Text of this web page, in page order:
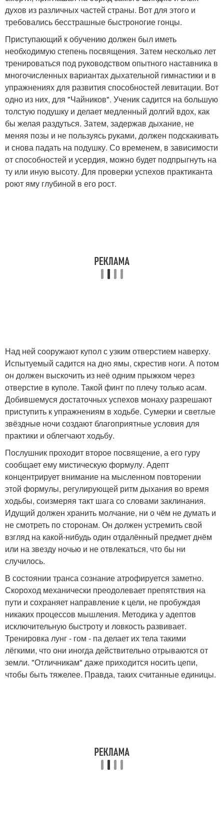
духов из различных частей страны. Вот для этого и
требовались бесстрашные быстроногие гонцы.
Приступающий к обучению должен был иметь
необходимую степень посвящения. Затем несколько лет
тренироваться под руководством опытного наставника в
многочисленных вариантах дыхательной гимнастики и в
упражнениях для развития способностей левитации. Вот
одно из них, для "Чайников". Ученик садится на большую
толстую подушку и делает медленный долгий вдох, как
бы желая раздуться. Затем, задержав дыхание, не
меняя позы и не пользуясь руками, должен подскакивать
и снова падать на подушку. Со временем, в зависимости
от способностей и усердия, можно будет подпрыгнуть на
ту или иную высоту. Для проверки успехов практиканта
роют яму глубиной в его рост.
Над ней сооружают купол с узким отверстием наверху.
Испытуемый садится на дно ямы, скрестив ноги. А потом
он должен выскочить из неё одним прыжком через
отверстие в куполе. Такой финт по плечу только асам.
Добившемуся достаточных успехов монаху разрешают
приступить к упражнениям в ходьбе. Сумерки и светлые
звёздные ночи создают благоприятные условия для
практики и облегчают ходьбу.
Послушник проходит второе посвящение, а его гуру
сообщает ему мистическую формулу. Адепт
концентрирует внимание на мысленном повторении
этой формулы, регулирующей ритм дыхания во время
ходьбы, соизмеряя такт шага со словами заклинания.
Идущий должен хранить молчание, ни о чём не думать и
не смотреть по сторонам. Он должен устремить свой
взгляд на какой-нибудь один отдалённый предмет днём
или на звезду ночью и не отвлекаться, что бы ни
случилось.
В состоянии транса сознание атрофируется заметно.
Скороход механически преодолевает препятствия на
пути и сохраняет направление к цели, не пробуждая
никаких процессов мышления. Методика у адептов
исключительную быстроту и ловкость развивает.
Тренировка лунг - гом - па делает их тела такими
лёгкими, что они иногда действительно отрываются от
земли. "Отличникам" даже приходится носить цепи,
чтобы быть тяжелее. Правда, таких считанные единицы.